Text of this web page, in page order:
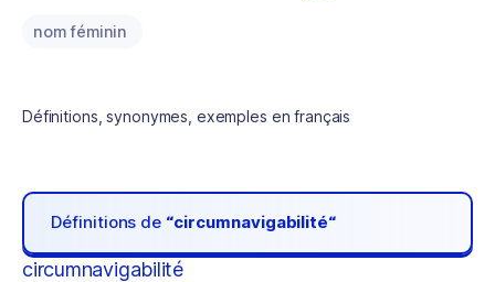
nom féminin
Définitions, synonymes, exemples en français
Définitions de “circumnavigabilité“
circumnavigabilité